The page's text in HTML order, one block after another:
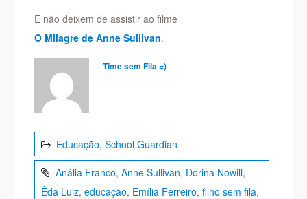
E não deixem de assistir ao filme
O Milagre de Anne Sullivan.
Time sem Fila =)
Educação,School Guardian
Anália Franco,Anne Sullivan, Dorina Nowill,
Êda Luiz,educação, Emília Ferreiro,filho sem fila,